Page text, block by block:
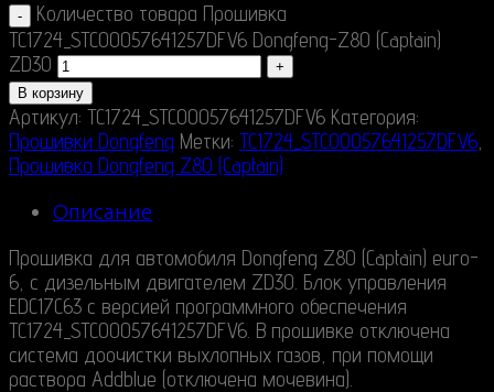
Количество товара Прошивка
TC1724_STC00057641257DFV6 Dongfeng-Z80 (Captain)
ZD30
В корзину
Артикул: TC1724_STC00057641257DFV6 Категория:
Прошивки Dongfeng Метки: TC1724_STC00057641257DFV6,
Прошивка Dongfeng Z80 (Captain)
Описание
Прошивка для автомобиля Dongfeng Z80 (Captain) euro-
6, с дизельным двигателем ZD30. Блок управления
EDC17C63 с версией программного обеспечения
TC1724_STC00057641257DFV6. В прошивке отключена
система доочистки выхлопных газов, при помощи
раствора Addblue (отключена мочевина).